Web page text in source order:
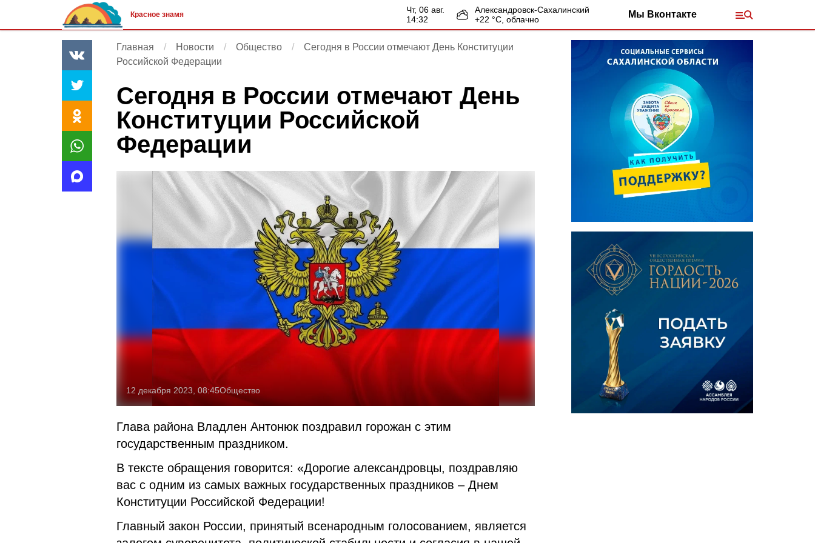
Красное знамя
чт, 06 авг.
14:32
Александровск-Сахалинский
+22 °С, облачно Мы Вконтакте
Главная Новости Общество
Сегодня в России отмечают День Конституции
Российской Федерации
Сегодня в России отмечают День
Конституции Российской
Федерации
12 декабря 2023, 08:45Общество
Глава района Владлен Антонюк поздравил горожан с этим
государственным праздником.
В тексте обращения говорится: «Дорогие александровцы, поздравляю
вас с одним из самых важных государственных праздников – Днем
Конституции Российской Федерации!
Главный закон России, принятый всенародным голосованием, является